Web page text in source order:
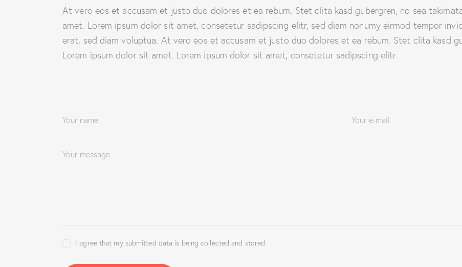
At vero eos et accusam et justo duo dolores et ea rebum. Stet clita kasd gubergren, no sea
amet. Lorem ipsum dolor sit amet, consetetur sadipscing elitr, sed diam nonumy eirmod tempor
erat, sed diam voluptua. At vero eos et accusam et justo duo dolores et ea rebum. Stet clita kasd
Lorem ipsum dolor sit amet. Lorem ipsum dolor sit amet, consetetur sadipscing elitr.
I agree that my submitted data is being collected and stored.